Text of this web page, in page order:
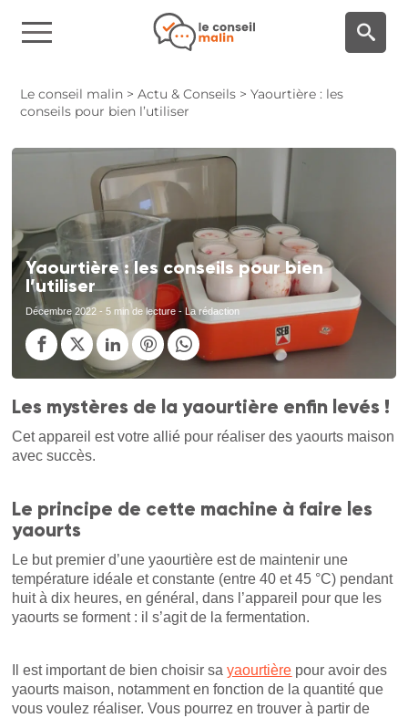
Le conseil malin >Actu & Conseils >Yaourtière : les
conseils pour bien l’utiliser
Yaourtière : les conseils pour bien
l’utiliser
Décembre 2022 - 5 min de lecture - La rédaction
Les mystères de la yaourtière enfin levés !
Cet appareil est votre allié pour réaliser des yaourts maison
avec succès.
Le principe de cette machine à faire les
yaourts
Le but premier d’une yaourtière est de maintenir une
température idéale et constante (entre 40 et 45 °C) pendant
huit à dix heures, en général, dans l’appareil pour que les
yaourts se forment : il s’agit de la fermentation.
Il est important de bien choisir sayaourtière pour avoir des
yaourts maison, notamment en fonction de la quantité que
vous voulez réaliser. Vous pourrez en trouver à partir de